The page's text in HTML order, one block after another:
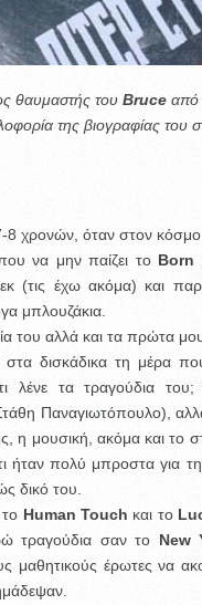
θαυμαστής του Bruceαπό
της βιογραφίας του
χρονών, όταν στον
να μην παίζει το Born
(τις έχω ακόμα) και
μπλουζάκια.
του αλλά και τα πρώτα
δισκάδικα τη μέρα
τα τραγούδια του;
Παναγιωτόπουλο),
η μουσική, ακόμα και το
πολύ μπροστα για
δικό του.
Human Touch και το
τραγούδια σαν το New
έρωτες να